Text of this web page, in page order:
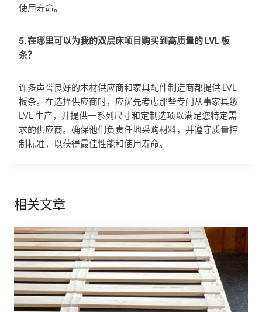
使用寿命。
5.在哪里可以为我的双层床项目购买到高质量的 LVL 板
条？
许多声誉良好的木材供应商和家具配件制造商都提供 LVL
板条。在选择供应商时，应优先考虑那些专门从事家具级
LVL 生产，并提供一系列尺寸和定制选项以满足您特定需
求的供应商。确保他们负责任地采购材料，并遵守质量控
制标准，以获得最佳性能和使用寿命。
相关文章